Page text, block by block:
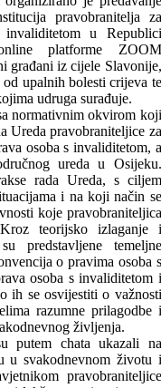
pravobranitelja za
u Republici
platforme ZOOM
građani iz cijele Slavonije,
upalnih bolesti crijeva te
udruga surađuje.
normativnim okvirom koji
Ureda pravobraniteljice za
osoba s invaliditetom, a
ureda u Osijeku.
rada Ureda, s ciljem
i na koji način se
koje pravobraniteljica
teorijsko izlaganje i
predstavljene temeljne
o pravima osoba s
osoba s invaliditetom i
ih se osvijestiti o važnosti
razumne prilagodbe i
življenja.
putem chata ukazali na
u svakodnevnom životu i
pravobraniteljice